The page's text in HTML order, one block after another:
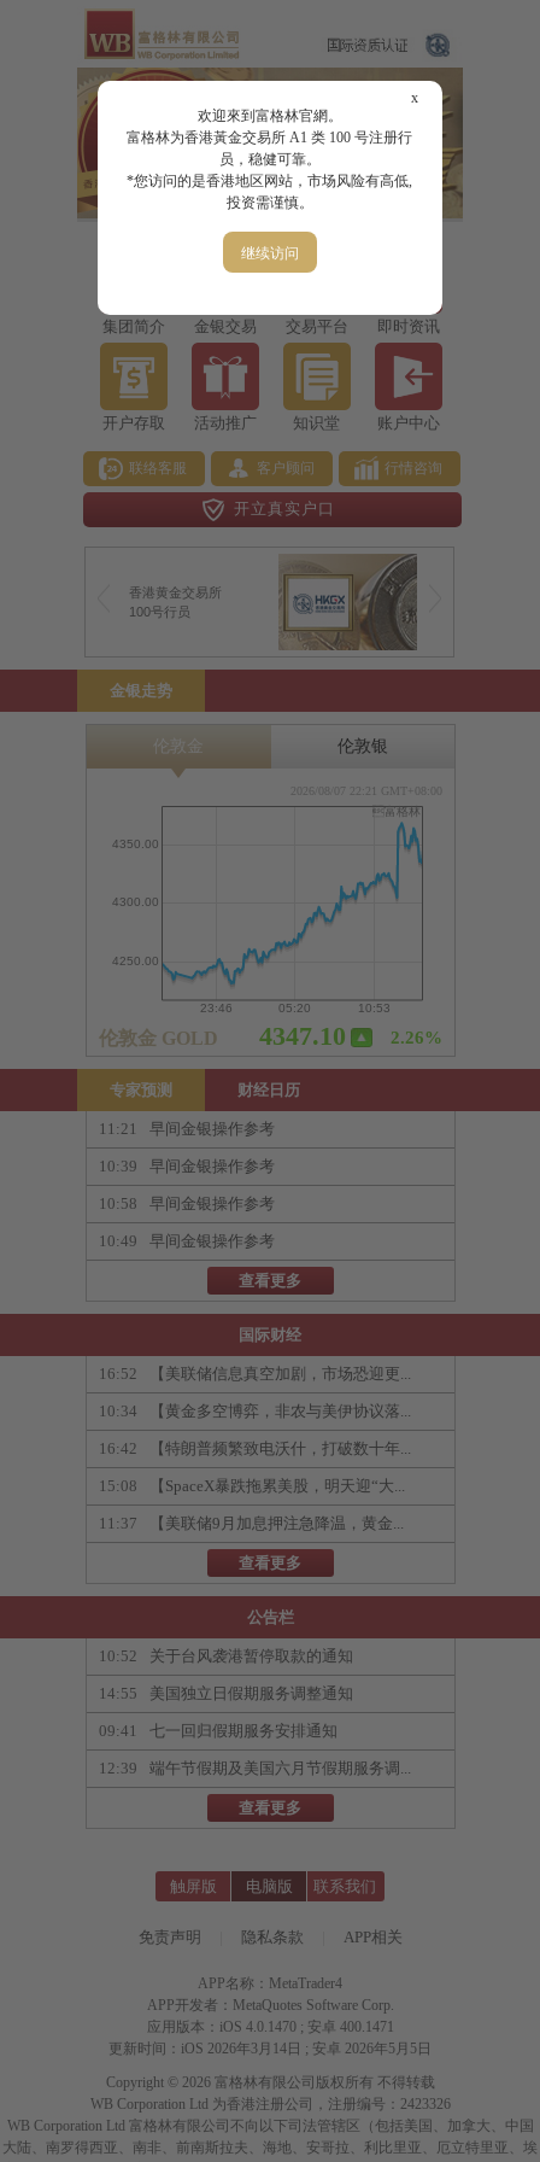
x
欢迎來到富格林官網。
富格林为香港黃金交易所 A1 类 100 号注册行
员，稳健可靠。
*您访问的是香港地区网站，市场风险有高低,
投资需谨慎。
继续访问
集团简介 金银交易 交易平台 即时资讯
开户存取 活动推广 知识堂 账户中心
联络客服 客户顾问 行情咨询
开立真实户口
香港黄金交易所
100号行员
金银走势
专家预测 财经日历
11:21 早间金银操作参考
10:39 早间金银操作参考
10:58 早间金银操作参考
10:49 早间金银操作参考
查看更多
国际财经
16:52 【美联储信息真空加剧，市场恐迎更...
10:34 【黄金多空博弈，非农与美伊协议落...
16:42 【特朗普频繁致电沃什，打破数十年...
15:08 【SpaceX暴跌拖累美股，明天迎“大...
11:37 【美联储9月加息押注急降温，黄金...
查看更多
公告栏
10:52 关于台风袭港暂停取款的通知
14:55 美国独立日假期服务调整通知
09:41 七一回归假期服务安排通知
12:39 端午节假期及美国六月节假期服务调...
查看更多
触屏版 电脑版 联系我们
免责声明 隐私条款 APP相关
APP名称：MetaTrader4
APP开发者：MetaQuotes Software Corp.
应用版本：iOS 4.0.1470 ; 安卓 400.1471
更新时间：iOS 2026年3月14日 ; 安卓 2026年5月5日
Copyright © 2026 富格林有限公司版权所有 不得转载
WB Corporation Ltd 为香港注册公司，注册编号：2423326
WB Corporation Ltd 富格林有限公司不向以下司法管辖区（包括美国、加拿大、中国
大陆、南罗得西亚、南非、前南斯拉夫、海地、安哥拉、利比里亚、厄立特里亚、埃